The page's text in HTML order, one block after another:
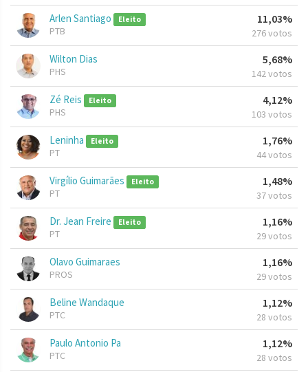
Arlen Santiago Eleito
PTB
11,03%
276 votos
Wilton Dias
PHS
5,68%
142 votos
Zé Reis Eleito
PHS
4,12%
103 votos
Leninha Eleito
PT
1,76%
44 votos
Virgílio Guimarães Eleito
PT
1,48%
37 votos
Dr. Jean Freire Eleito
PT
1,16%
29 votos
Olavo Guimaraes
PROS
1,16%
29 votos
Beline Wandaque
PTC
1,12%
28 votos
Paulo Antonio Pa
PTC
1,12%
28 votos